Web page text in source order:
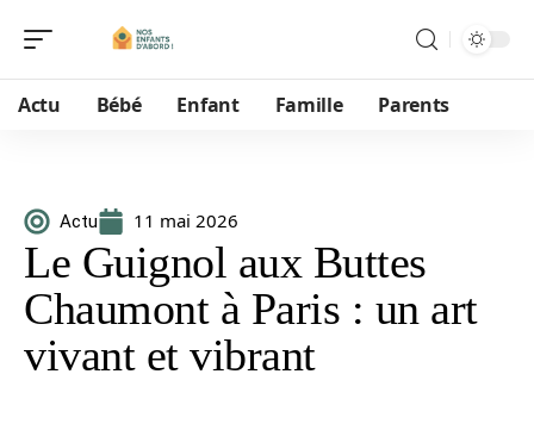
Actu Bébé Enfant Famille Parents
Actu 11 mai 2026
Le Guignol aux Buttes
Chaumont à Paris : un art
vivant et vibrant